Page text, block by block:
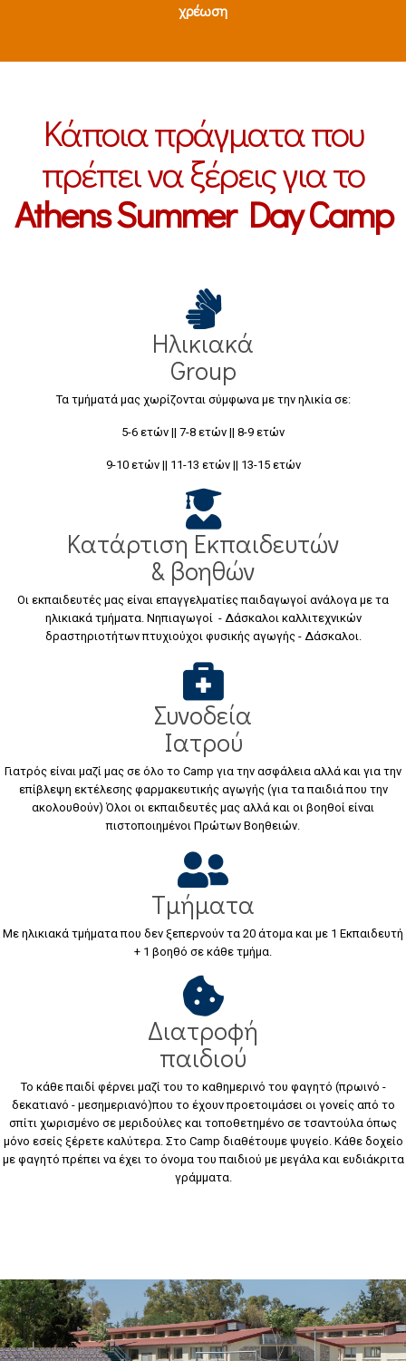
χρέωση
Κάποια πράγματα που
πρέπει να ξέρεις για το
Athens Summer Day Camp
Ηλικιακά
Group
Τα τμήματά μας χωρίζονται σύμφωνα με την ηλικία σε:
5-6 ετών || 7-8 ετών || 8-9 ετών
9-10 ετών || 11-13 ετών || 13-15 ετών
Κατάρτιση Εκπαιδευτών
& βοηθών
Οι εκπαιδευτές μας είναι επαγγελματίες παιδαγωγοί ανάλογα με τα
ηλικιακά τμήματα. Νηπιαγωγοί - Δάσκαλοι καλλιτεχνικών
δραστηριοτήτων πτυχιούχοι φυσικής αγωγής - Δάσκαλοι.
Συνοδεία
Ιατρού
Γιατρός είναι μαζί μας σε όλο το Camp για την ασφάλεια αλλά και για την
επίβλεψη εκτέλεσης φαρμακευτικής αγωγής (για τα παιδιά που την
ακολουθούν) Όλοι οι εκπαιδευτές μας αλλά και οι βοηθοί είναι
πιστοποιημένοι Πρώτων Βοηθειών.
Τμήματα
Με ηλικιακά τμήματα που δεν ξεπερνούν τα 20 άτομα και με 1 Εκπαιδευτή
+ 1 βοηθό σε κάθε τμήμα.
Διατροφή
παιδιού
Το κάθε παιδί φέρνει μαζί του το καθημερινό του φαγητό (πρωινό -
δεκατιανό - μεσημεριανό)που το έχουν προετοιμάσει οι γονείς από το
σπίτι χωρισμένο σε μεριδούλες και τοποθετημένο σε τσαντούλα όπως
μόνο εσείς ξέρετε καλύτερα. Στο Camp διαθέτουμε ψυγείο. Κάθε δοχείο
με φαγητό πρέπει να έχει το όνομα του παιδιού με μεγάλα και ευδιάκριτα
γράμματα.